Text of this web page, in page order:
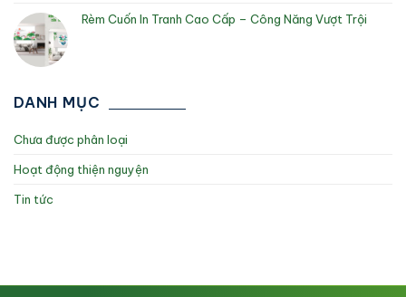
Rèm Cuốn In Tranh Cao Cấp – Công Năng Vượt Trội
DANH MỤC
Chưa được phân loại
Hoạt động thiện nguyện
Tin tức